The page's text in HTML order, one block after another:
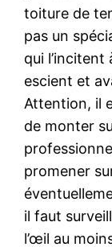
toiture de
pas un
qui l’incitent
escient et
Attention, il
de monter
promener
il faut
l’œil au